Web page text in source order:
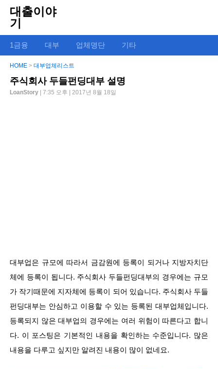
대출이야
기
1금융 대부 업체명단 기타
HOME > 대부업체리스트
주식회사 두들펀딩대부 설명
LoanStory | 7:35 오후 | 2017년 8월 18일
대부업은 규모에 따라서 금감원에 등록이 되거나 지방자치단
체에 등록이 됩니다. 주식회사 두들펀딩대부의 경우에는 규모
가 작기때문에 지자체에 등록이 되어 있습니다. 주식회사 두들
펀딩대부는 안심하고 이용할 수 있는 등록된 대부업체입니다.
등록되지 않은 대부업의 경우에는 여러 위험이 따른다고 합니
다. 이 포스팅은 기본적인 내용을 확인하는 수준입니다. 많은
내용을 다루고 싶지만 알려진 내용이 많이 없네요.